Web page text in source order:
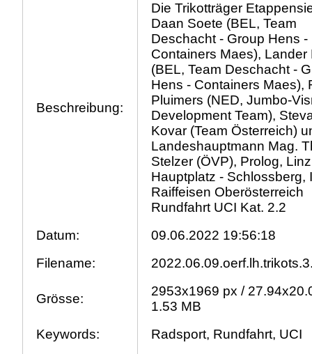
Beschreibung:
Die Trikotträger
Daan Soete (BEL, Team
Deschacht - Group Hens -
Containers Maes), Lander
(BEL, Team Deschacht -
Hens - Containers Maes),
Pluimers (NED, Jumbo-
Development Team),
Kovar (Team Österreich)
Landeshauptmann Mag.
Stelzer (ÖVP), Prolog, Linz
Hauptplatz - Schlossberg,
Raiffeisen Oberösterreich
Rundfahrt UCI Kat. 2.2
Datum:
09.06.2022 19:56:18
Filename:
Grösse:
2953x1969 px /
1.53 MB
Keywords:
Radsport, Rundfahrt, UCI